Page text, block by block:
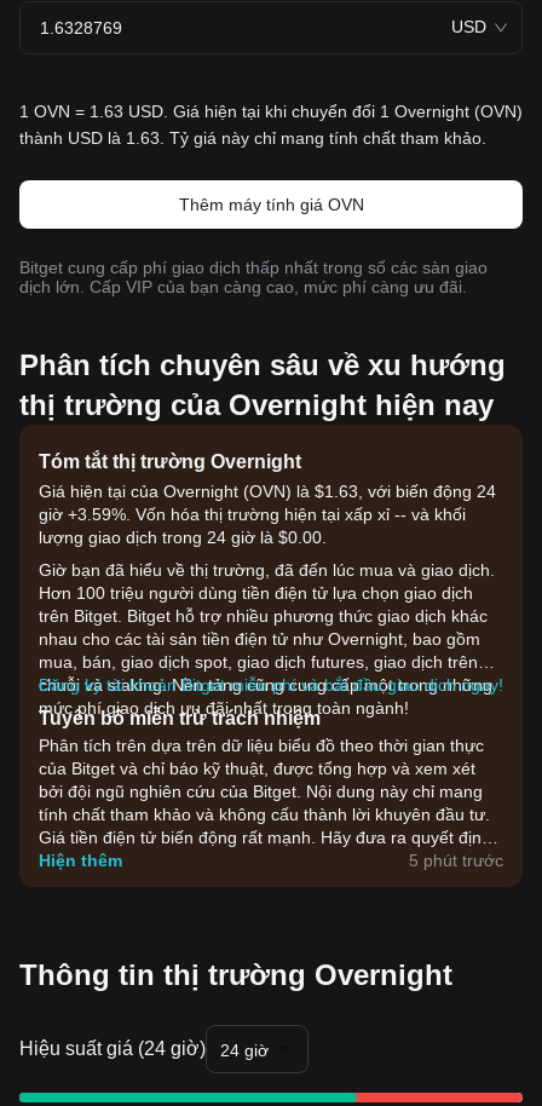
USD
1 OVN = 1.63 USD. Giá hiện tại khi chuyển đổi 1 Overnight (OVN)
thành USD là 1.63. Tỷ giá này chỉ mang tính chất tham khảo.
Thêm máy tính giá OVN
Bitget cung cấp phí giao dịch thấp nhất trong số các sàn giao
dịch lớn. Cấp VIP của bạn càng cao, mức phí càng ưu đãi.
Phân tích chuyên sâu về xu hướng
thị trường của Overnight hiện nay
Tóm tắt thị trường Overnight
Giá hiện tại của Overnight (OVN) là $1.63, với biến động 24
giờ +3.59%. Vốn hóa thị trường hiện tại xấp xỉ -- và khối
lượng giao dịch trong 24 giờ là $0.00.
Giờ bạn đã hiểu về thị trường, đã đến lúc mua và giao dịch.
Hơn 100 triệu người dùng tiền điện tử lựa chọn giao dịch
trên Bitget. Bitget hỗ trợ nhiều phương thức giao dịch khác
nhau cho các tài sản tiền điện tử như Overnight, bao gồm
mua, bán, giao dịch spot, giao dịch futures, giao dịch trên
chuỗi và staking. Nền tảng cũng cung cấp một trong những
mức phí giao dịch ưu đãi nhất trong toàn ngành!
Đăng ký tài khoản Bitget miễn phí và bắt đầu giao dịch ngay!
Tuyên bố miễn trừ trách nhiệm
Phân tích trên dựa trên dữ liệu biểu đồ theo thời gian thực
của Bitget và chỉ báo kỹ thuật, được tổng hợp và xem xét
bởi đội ngũ nghiên cứu của Bitget. Nội dung này chỉ mang
tính chất tham khảo và không cấu thành lời khuyên đầu tư.
Giá tiền điện tử biến động rất mạnh. Hãy đưa ra quyết định
đầu tư dựa trên khả năng chấp nhận rủi ro của bản thân.
Hiện thêm 5 phút trước
Thông tin thị trường Overnight
Hiệu suất giá (24 giờ) 24 giờ